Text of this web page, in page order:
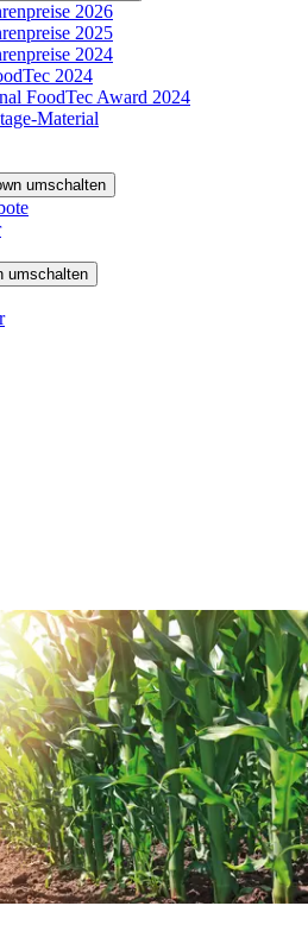
2026
2025
2024
2024
FoodTec Award 2024
Material
umschalten
umschalten